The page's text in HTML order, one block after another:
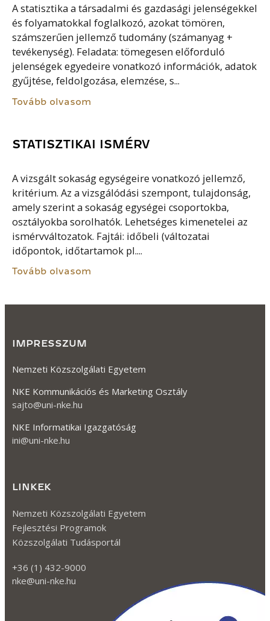
A statisztika a társadalmi és gazdasági jelenségekkel
és folyamatokkal foglalkozó, azokat tömören,
számszerűen jellemző tudomány (számanyag +
tevékenység). Feladata: tömegesen előforduló
jelenségek egyedeire vonatkozó információk, adatok
gyűjtése, feldolgozása, elemzése, s...
Tovább olvasom
STATISZTIKAI ISMÉRV
A vizsgált sokaság egységeire vonatkozó jellemző,
kritérium. Az a vizsgálódási szempont, tulajdonság,
amely szerint a sokaság egységei csoportokba,
osztályokba sorolhatók. Lehetséges kimenetelei az
ismérvváltozatok. Fajtái: időbeli (változatai
időpontok, időtartamok pl....
Tovább olvasom
IMPRESSZUM
Nemzeti Közszolgálati Egyetem
NKE Kommunikációs és Marketing Osztály
sajto@uni-nke.hu
NKE Informatikai Igazgatóság
ini@uni-nke.hu
LINKEK
Nemzeti Közszolgálati Egyetem
Fejlesztési Programok
Közszolgálati Tudásportál
+36 (1) 432-9000
nke@uni-nke.hu
Kövessen minket a Facebook-on
Kövessen minket az TikTok-on!
Kövessen minket az Instagram-mon
Kövessen minket a Twitter-en
Kövessen minket a YouTube-on